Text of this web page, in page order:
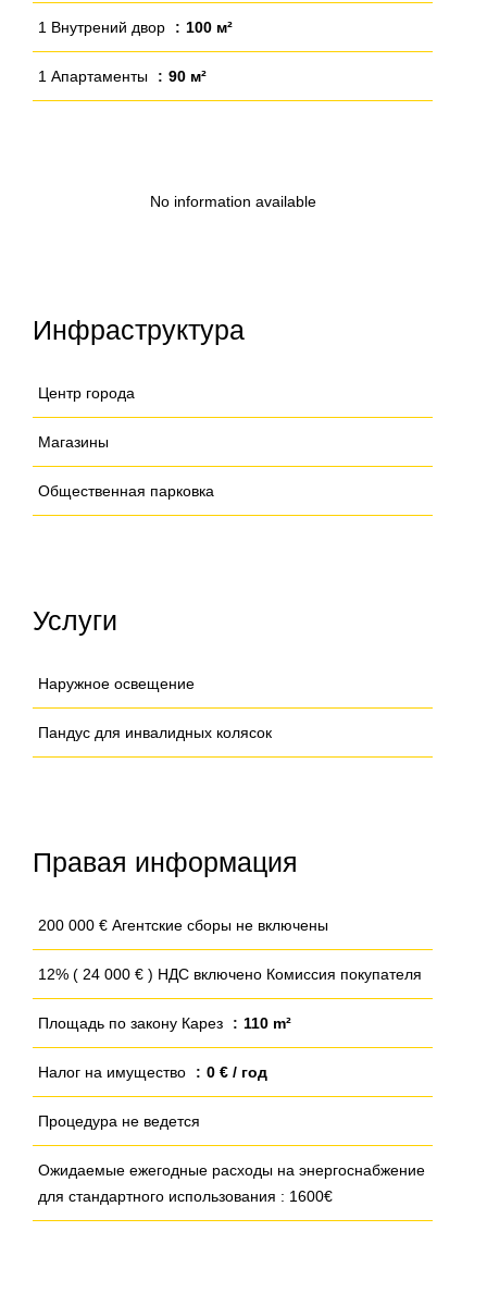
1 Внутрений двор 100 м²
1 Апартаменты 90 м²
No information available
Инфраструктура
Центр города
Магазины
Общественная парковка
Услуги
Наружное освещение
Пандус для инвалидных колясок
Правая информация
200 000 € Агентские сборы не включены
12% ( 24 000 € ) НДС включено Комиссия покупателя
Площадь по закону Карез 110 m²
Налог на имущество 0 € / год
Процедура не ведется
Ожидаемые ежегодные расходы на энергоснабжение
для стандартного использования : 1600€